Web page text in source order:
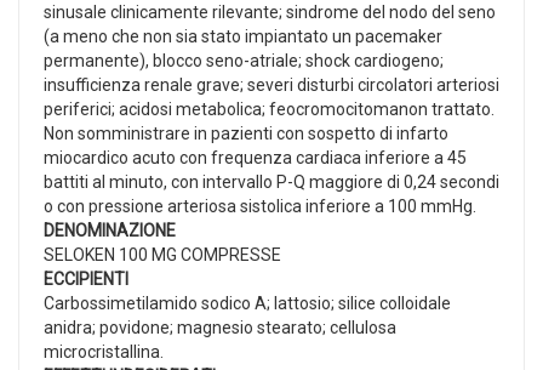
sinusale clinicamente rilevante; sindrome del nodo del seno
(a meno che non sia stato impiantato un pacemaker
permanente), blocco seno-atriale; shock cardiogeno;
insufficienza renale grave; severi disturbi circolatori arteriosi
periferici; acidosi metabolica; feocromocitomanon trattato.
Non somministrare in pazienti con sospetto di infarto
miocardico acuto con frequenza cardiaca inferiore a 45
battiti al minuto, con intervallo P-Q maggiore di 0,24 secondi
o con pressione arteriosa sistolica inferiore a 100 mmHg.
DENOMINAZIONE
SELOKEN 100 MG COMPRESSE
ECCIPIENTI
Carbossimetilamido sodico A; lattosio; silice colloidale
anidra; povidone; magnesio stearato; cellulosa
microcristallina.